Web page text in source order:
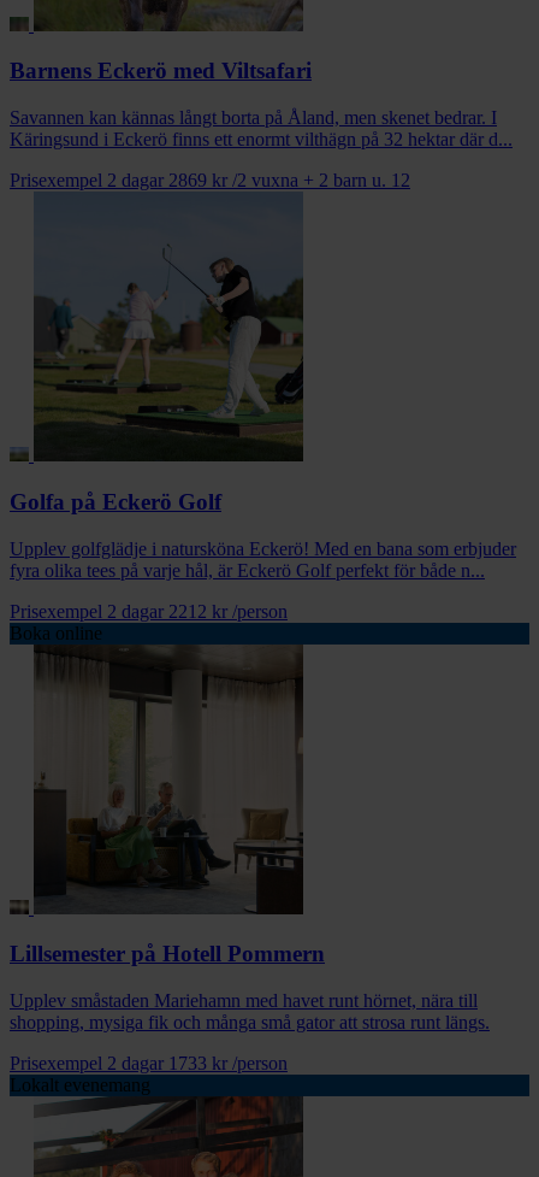
Barnens Eckerö med Viltsafari
Savannen kan kännas långt borta på Åland, men skenet bedrar. I
Käringsund i Eckerö finns ett enormt vilthägn på 32 hektar där d...
Prisexempel 2 dagar 2869 kr /2 vuxna + 2 barn u. 12
Golfa på Eckerö Golf
Upplev golfglädje i natursköna Eckerö! Med en bana som erbjuder
fyra olika tees på varje hål, är Eckerö Golf perfekt för både n...
Prisexempel 2 dagar 2212 kr /person
Boka online
Lillsemester på Hotell Pommern
Upplev småstaden Mariehamn med havet runt hörnet, nära till
shopping, mysiga fik och många små gator att strosa runt längs.
Prisexempel 2 dagar 1733 kr /person
Lokalt evenemang